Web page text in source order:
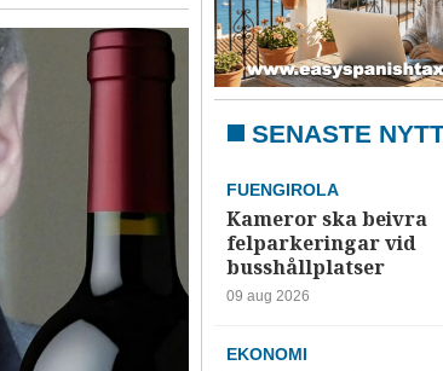
SENASTE
FUENGIROLA
Kameror ska beivra
felparkeringar vid
busshållplatser
09 aug 2026
EKONOMI